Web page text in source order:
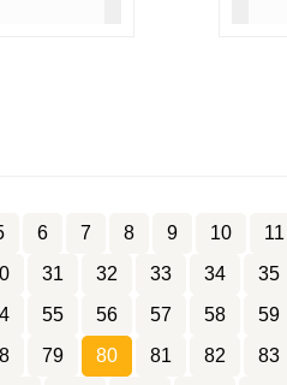
6 7 8 9 10 11
31 32 33 34 35
55 56 57 58 59
79 80 81 82 83